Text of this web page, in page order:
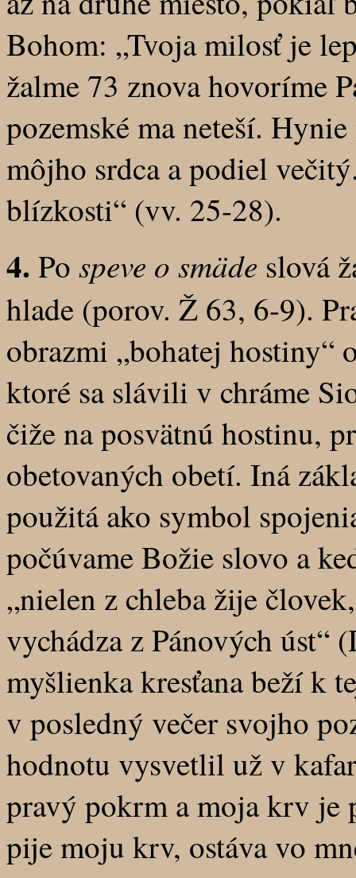
Bohom: „Tvoja milosť je
žalme 73 znova hovoríme
pozemské ma neteší.
môjho srdca a podiel
blízkosti“ (vv. 25-28).
4. Po speve o smäde slová
hlade (porov. Ž 63, 6-9).
obrazmi „bohatej hostiny“
ktoré sa slávili v chráme
čiže na posvätnú hostinu,
obetovaných obetí. Iná
použitá ako symbol
počúvame Božie slovo a
„nielen z chleba žije
vychádza z Pánových
myšlienka kresťana beží k
v posledný večer svojho
hodnotu vysvetlil už v
pravý pokrm a moja krv je
pije moju krv, ostáva vo